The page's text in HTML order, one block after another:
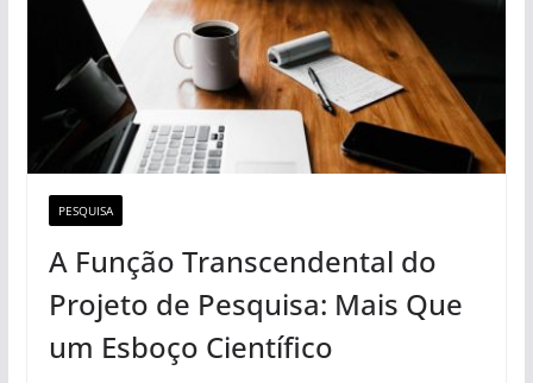
PESQUISA
A Função Transcendental do
Projeto de Pesquisa: Mais Que
um Esboço Científico